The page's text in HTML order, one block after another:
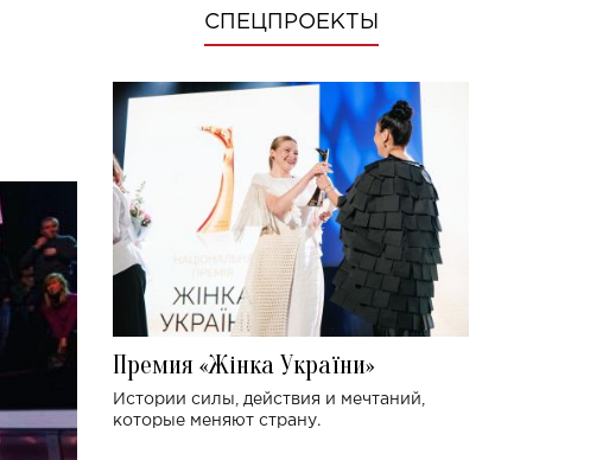
СПЕЦПРОЕКТЫ
Премия «Жінка України»
Истории силы, действия и мечтаний,
которые меняют страну.